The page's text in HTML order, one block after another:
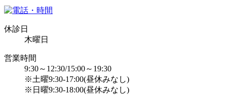
休診日
木曜日
営業時間
9:30～12:30/15:00～19:30
※土曜9:30-17:00(昼休みなし)
※日曜9:30-18:00(昼休みなし)